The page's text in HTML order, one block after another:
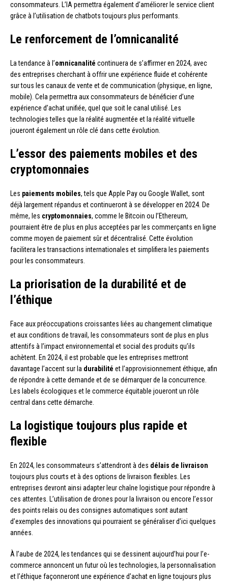
consommateurs. L’IA permettra également d’améliorer le service client
grâce à l’utilisation de chatbots toujours plus performants.
Le renforcement de l’omnicanalité
La tendance à l’omnicanalité continuera de s’affirmer en 2024, avec
des entreprises cherchant à offrir une expérience fluide et cohérente
sur tous les canaux de vente et de communication (physique, en ligne,
mobile). Cela permettra aux consommateurs de bénéficier d’une
expérience d’achat unifiée, quel que soit le canal utilisé. Les
technologies telles que la réalité augmentée et la réalité virtuelle
joueront également un rôle clé dans cette évolution.
L’essor des paiements mobiles et des
cryptomonnaies
Les paiements mobiles, tels que Apple Pay ou Google Wallet, sont
déjà largement répandus et continueront à se développer en 2024. De
même, les cryptomonnaies, comme le Bitcoin ou l’Ethereum,
pourraient être de plus en plus acceptées par les commerçants en ligne
comme moyen de paiement sûr et décentralisé. Cette évolution
facilitera les transactions internationales et simplifiera les paiements
pour les consommateurs.
La priorisation de la durabilité et de
l’éthique
Face aux préoccupations croissantes liées au changement climatique
et aux conditions de travail, les consommateurs sont de plus en plus
attentifs à l’impact environnemental et social des produits qu’ils
achètent. En 2024, il est probable que les entreprises mettront
davantage l’accent sur la durabilité et l’approvisionnement éthique, afin
de répondre à cette demande et de se démarquer de la concurrence.
Les labels écologiques et le commerce équitable joueront un rôle
central dans cette démarche.
La logistique toujours plus rapide et
flexible
En 2024, les consommateurs s’attendront à des délais de livraison
toujours plus courts et à des options de livraison flexibles. Les
entreprises devront ainsi adapter leur chaîne logistique pour répondre à
ces attentes. L’utilisation de drones pour la livraison ou encore l’essor
des points relais ou des consignes automatiques sont autant
d’exemples des innovations qui pourraient se généraliser d’ici quelques
années.
À l’aube de 2024, les tendances qui se dessinent aujourd’hui pour l’e-
commerce annoncent un futur où les technologies, la personnalisation
et l’éthique façonneront une expérience d’achat en ligne toujours plus